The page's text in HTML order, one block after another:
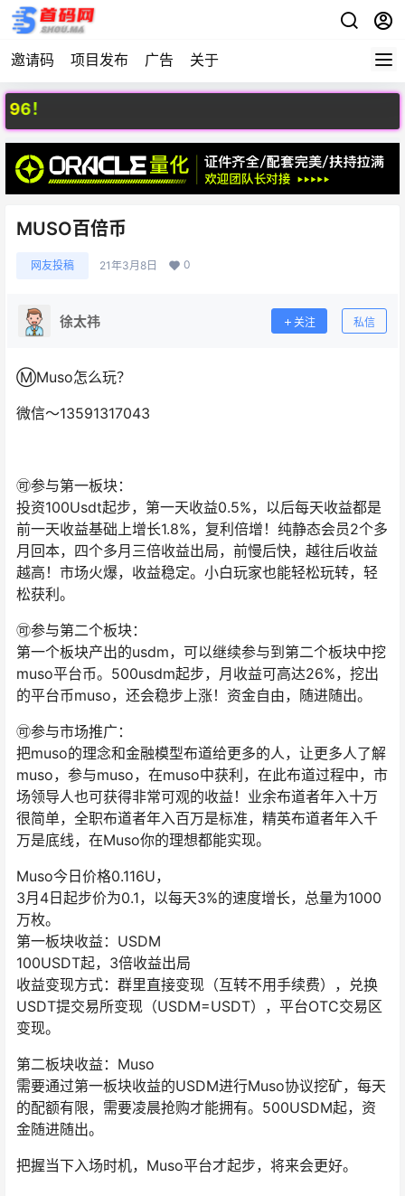
邀请码 项目发布 广告 关于
！
MUSO百倍币
网友投稿 21年3月8日 0
徐太祎 关注 私信
Ⓜ️Muso怎么玩？
微信～13591317043
🉑️参与第一板块：
投资100Usdt起步，第一天收益0.5%，以后每天收益都是
前一天收益基础上增长1.8%，复利倍增！纯静态会员2个多
月回本，四个多月三倍收益出局，前慢后快，越往后收益
越高！市场火爆，收益稳定。小白玩家也能轻松玩转，轻
松获利。
🉑️参与第二个板块：
第一个板块产出的usdm，可以继续参与到第二个板块中挖
muso平台币。500usdm起步，月收益可高达26%，挖出
的平台币muso，还会稳步上涨！资金自由，随进随出。
🉑️参与市场推广：
把muso的理念和金融模型布道给更多的人，让更多人了解
muso，参与muso，在muso中获利，在此布道过程中，市
场领导人也可获得非常可观的收益！业余布道者年入十万
很简单，全职布道者年入百万是标准，精英布道者年入千
万是底线，在Muso你的理想都能实现。
Muso今日价格0.116U，
3月4日起步价为0.1，以每天3%的速度增长，总量为1000
万枚。
第一板块收益：USDM
100USDT起，3倍收益出局
收益变现方式：群里直接变现（互转不用手续费），兑换
USDT提交易所变现（USDM=USDT），平台OTC交易区
变现。
第二板块收益：Muso
需要通过第一板块收益的USDM进行Muso协议挖矿，每天
的配额有限，需要凌晨抢购才能拥有。500USDM起，资
金随进随出。
把握当下入场时机，Muso平台才起步，将来会更好。